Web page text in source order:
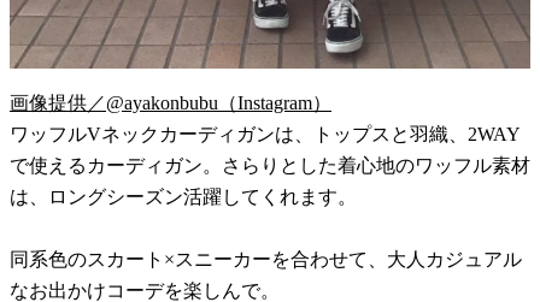
画像提供／@ayakonbubu（Instagram）
ワッフルVネックカーディガンは、トップスと羽織、2WAY
で使えるカーディガン。さらりとした着心地のワッフル素材
は、ロングシーズン活躍してくれます。
同系色のスカート×スニーカーを合わせて、大人カジュアル
なお出かけコーデを楽しんで。